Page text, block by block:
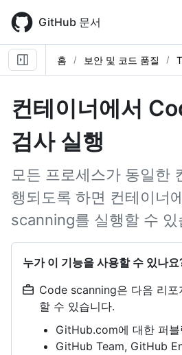
main
content
GitHub 문서
홈 보안 및 코드 품질
컨테이너에서
검사 실행
모든 프로세스가 동일한
행되도록 하면 컨테이너
scanning를 실행할 수 있
누가 이 기능을 사용할 수 있나요
Code scanning은 다음 리포
할 수 있습니다.
GitHub.com에 대한 퍼블
GitHub Team, GitHub